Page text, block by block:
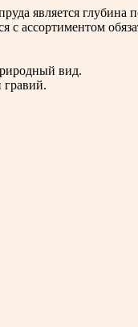
является
ассортиментом
вид.
гравий.